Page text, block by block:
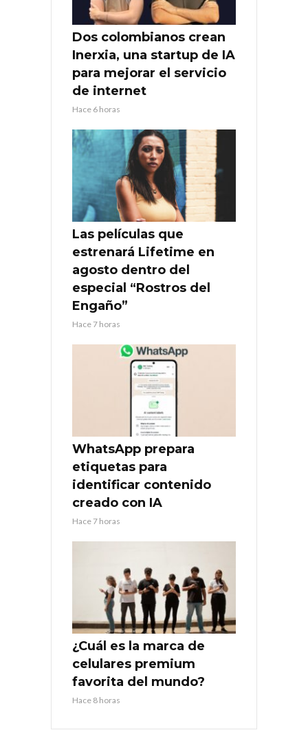
Dos colombianos crean
Inerxia, una startup de IA
para mejorar el servicio
de internet
Hace 6 horas
Las películas que
estrenará Lifetime en
agosto dentro del
especial “Rostros del
Engaño”
Hace 7 horas
WhatsApp prepara
etiquetas para
identificar contenido
creado con IA
Hace 7 horas
¿Cuál es la marca de
celulares premium
favorita del mundo?
Hace 8 horas